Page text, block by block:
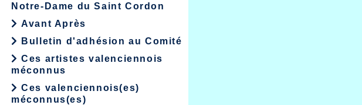
Notre-Dame du Saint Cordon
Avant Après
Bulletin d'adhésion au Comité
Ces artistes valenciennois
méconnus
Ces valenciennois(es)
méconnus(es)